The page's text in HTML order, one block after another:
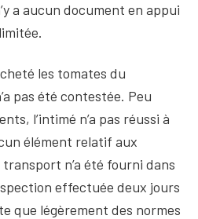
a aucun document en appui
les tomates du
pas été contestée. Peu
l’intimé n’a pas réussi à
élément relatif aux
n’a été fourni dans
effectuée deux jours
que légèrement des normes